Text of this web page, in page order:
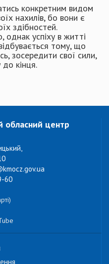
конкретним видом
нахилів, бо вони є
здібностей.
успіху в житті
тому, що
зосе­редити свої сили,
кінця.
обласний центр
60